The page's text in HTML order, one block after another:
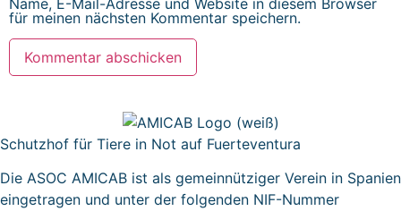
Name, E-Mail-Adresse und Website in diesem Browser
für meinen nächsten Kommentar speichern.
Schutzhof für Tiere in Not auf Fuerteventura
Die ASOC AMICAB ist als gemeinnütziger Verein in Spanien
eingetragen und unter der folgenden NIF-Nummer